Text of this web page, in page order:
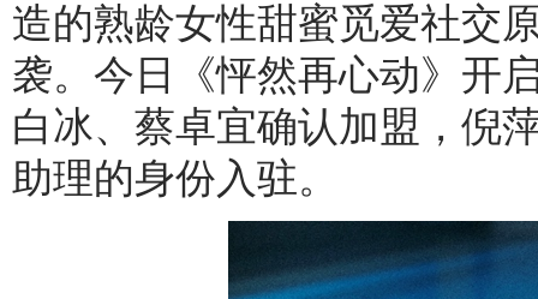
造的熟龄女性甜蜜觅爱社交
袭。今日《怦然再心动》开
白冰、蔡卓宜确认加盟，倪
助理的身份入驻。